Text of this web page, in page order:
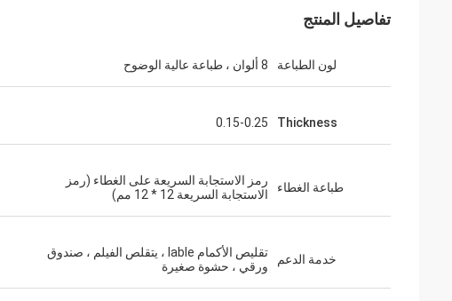
تفاصيل المنتج
لون الطباعة 8 ألوان ، طباعة عالية الوضوح
Thickness
0.15-0.25
طباعة الغطاء
رمز الاستجابة السريعة على الغطاء (رمز
الاستجابة السريعة 12 * 12 مم)
خدمة الدعم
تقليص الأكمام lable ، يتقلص الفيلم ، صندوق
ورقي ، حشوة صغيرة